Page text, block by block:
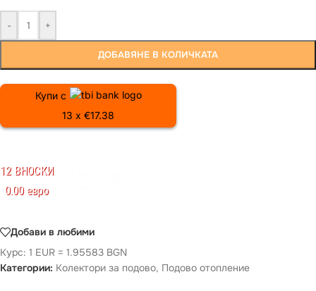
- +
ДОБАВЯНЕ В КОЛИЧКАТА
Купи с
13 x €17.38
12 ВНОСКИ
0.00 евро
Добави в любими
Курс: 1 EUR = 1.95583 BGN
Категории: Колектори за подово, Подово отопление